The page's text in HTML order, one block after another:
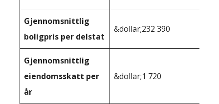
Gjennomsnittlig
boligpris per delstat
&dollar;232 390
Gjennomsnittlig
eiendomsskatt per
år
&dollar;1 720